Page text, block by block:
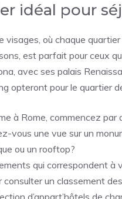
idéal pour
visages, où chaque
est parfait pour ceux
avec ses palais
opteront pour le quartier
à Rome, commencez
vous une vue sur un
ou un rooftop?
qui correspondent à
consulter un classement
d’appart’hôtels de